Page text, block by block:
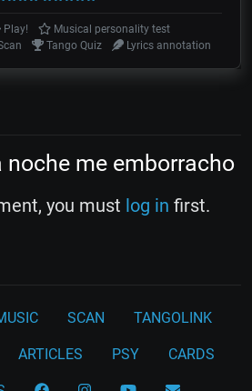
Play!
Musical personality test
Tango Quiz Lyrics annotation
noche me emborracho
you must log in first.
SCAN TANGOLINK
ARTICLES PSY CARDS